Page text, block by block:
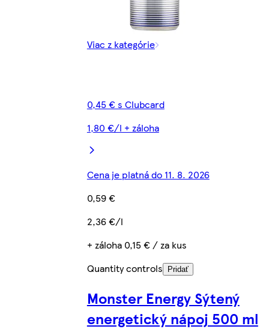
Viac z kategórie
0,45 € s Clubcard
1,80 €/l + záloha
Cena je platná do 11. 8. 2026
0,59 €
2,36 €/l
+ záloha 0,15 € / za kus
Quantity controls
Pridať
Monster Energy Sýtený
energetický nápoj 500 ml